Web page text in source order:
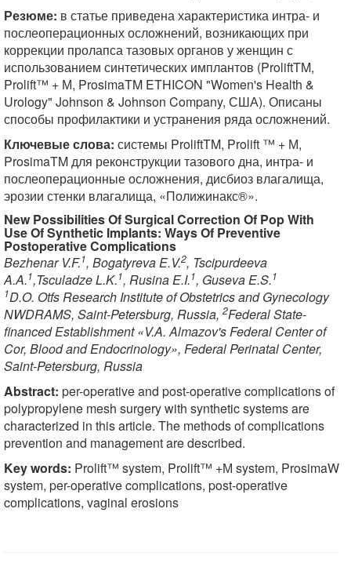
Резюме: в статье приведена характеристика интра- и
послеоперационных осложнений, возникающих при
коррекции пролапса тазовых органов у женщин с
использованием синтетических имплантов (ProliftTM,
Prolift™ + М, ProsimaTM ETHICON "Women's Health &
Urology" Johnson & Johnson Company, США). Описаны
способы профилактики и устранения ряда осложнений.
Ключевые слова: системы ProliftTM, Prolift ™ + М,
ProsimaTM для реконструкции тазового дна, интра- и
послеоперационные осложнения, дисбиоз влагалища,
эрозии стенки влагалища, «Полижинакс®».
New Possibilities Of Surgical Correction Of Pop With
Use Of Synthetic Implants: Ways Of Preventive
Postoperative Complications
Bezhenar V.F.1, Bogatyreva E.V.2, Tscipurdeeva
A.A.1,Tsculadze L.K.1, Rusina E.I.1, Guseva E.S.1
1D.O. Otfs Research Institute of Obstetrics and Gynecology
NWDRAMS, Saint-Petersburg, Russia, 2Federal State-
financed Establishment «V.A. Almazov's Federal Center of
Cor, Blood and Endocrinology», Federal Perinatal Center,
Saint-Petersburg, Russia
Abstract: per-operative and post-operative complications of
polypropylene mesh surgery with synthetic systems are
characterized in this article. The methods of complications
prevention and management are described.
Key words: Prolift™ system, Prolift™ +М system, ProsimaW
system, per-operative complications, post-operative
complications, vaginal erosions